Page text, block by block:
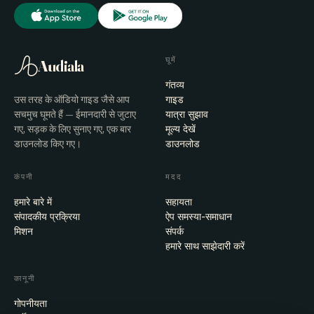
Audiala
उस तरह के ऑडियो गाइड जैसे आप
सचमुच घूमते हैं — ईमानदारी से जुटाए
गए, सड़क के लिए सुनाए गए, एक बार
डाउनलोड किए गए।
घूमें
गंतव्य
गाइड
यात्रा सुझाव
मूल्य देखें
डाउनलोड
कंपनी
हमारे बारे में
संपादकीय प्रक्रिया
मिशन
मदद
सहायता
ऐप समस्या-समाधान
संपर्क
हमारे साथ साझेदारी करें
कानूनी
गोपनीयता